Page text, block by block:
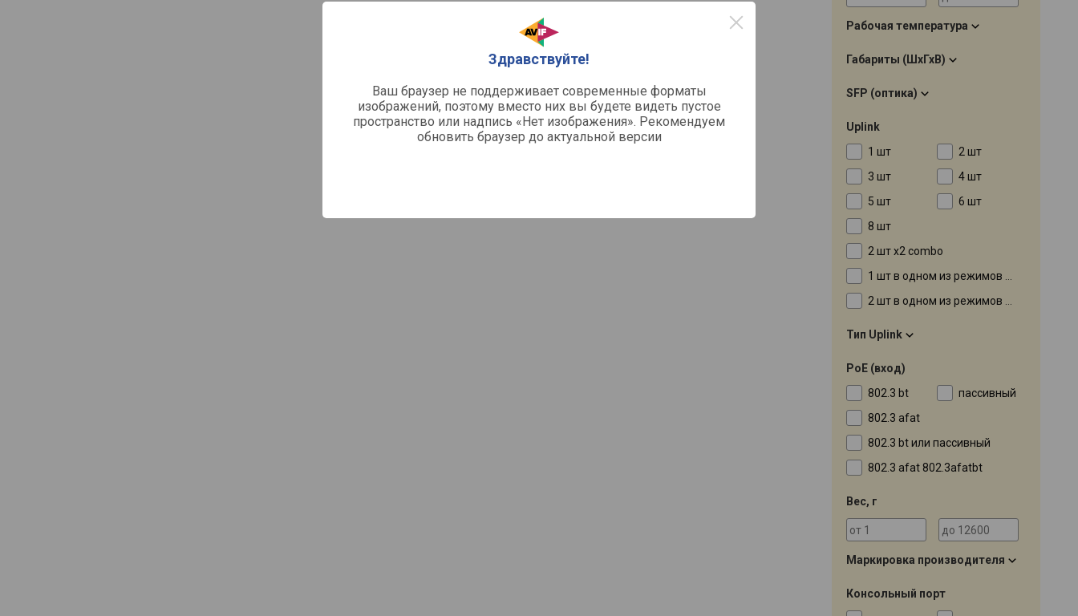
Здравствуйте!
Ваш браузер не поддерживает современные форматы
изображений, поэтому вместо них вы будете видеть пустое
пространство или надпись «Нет изображения». Рекомендуем
обновить браузер до актуальной версии
Рабочая температура
Габариты (ШхГхВ)
SFP (оптика)
Uplink
1 шт
2 шт
3 шт
4 шт
5 шт
6 шт
8 шт
2 шт x2 combo
1 шт в одном из режимов работы
2 шт в одном из режимов работы
Тип Uplink
PoE (вход)
802.3 bt
пассивный
802.3 afat
802.3 bt или пассивный
802.3 afat 802.3afatbt
Вес, г
Маркировка производителя
Консольный порт